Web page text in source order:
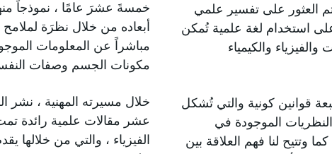
العثور على تفسير علمي
استخدام لغة علمية تُمكن
والكيمياء
قوانين كونية والتي تُشكل
الموجودة في
وتتيح لنا فهم العلاقة بين
خمسةَ عشرَ عامًا ، نموذجاً
أبعاده من خلال نظرَة لملامح
مباشراً عن المعلومات
مكونات الجسم وصفات
خلال مسيرته المهنية ، نشر
عشر مقالات علمية رائدة
الفيزياء ، والتي من